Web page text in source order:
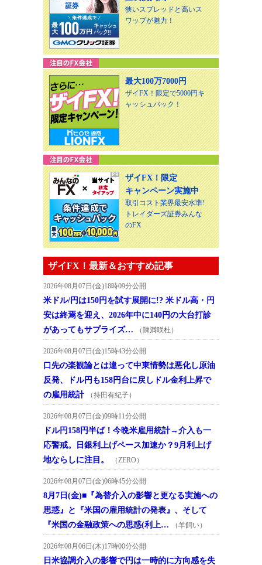
狭いスプレッドと高いス
ワップが魅力！
最大100万7000円
ザイFX！限定で5000円キ
ャッシュバック！
ザイFX！限定
キャンペーン実施中
取引コスト業界最安水準!
トレイダーズ証券みんな
のFX
ザイFX！最新＆おすすめ記事
2026年08月07日(金)18時09分公開
米ドル/円は150円を試す展開に!? 米ドル高・円
安は終焉を迎え、2026年中に140円の大台打診
があってもサプライズ…
（陳満咲杜）
2026年08月07日(金)15時43分公開
口先の楽観論とは違って中東情勢は悪化し原油
反発、ドル円も158円台に戻しドル金利上昇で
の雇用統計
（持田有紀子）
2026年08月07日(金)09時11分公開
ドル円158円半ば！今晩米雇用統計→介入も一
応警戒。日銀利上げペース加速か？9月利上げ
地ならしに注目。
（ZERO）
2026年08月07日(金)06時45分公開
8月7日(金)■『為替介入の影響と更なる実施への
思惑』と『米国の雇用統計の発表』、そして
『米国の金融政策への思惑(利上…
（羊飼い）
2026年08月06日(木)17時00分公開
日米協調介入の影響で円は一時的に方向感を失